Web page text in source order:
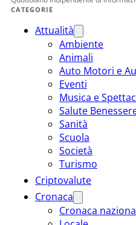
CATEGORIE
Attualità
Ambiente
Animali
Auto Motori e
Eventi
Musica e
Salute
Sanità
Scuola
Società
Turismo
Criptovalute
Cronaca
Cronaca